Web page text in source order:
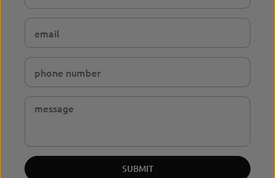
SUBMIT